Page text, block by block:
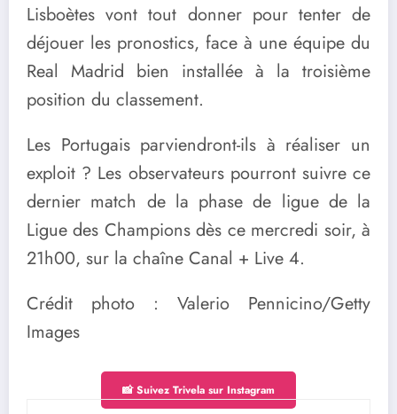
Lisboètes vont tout donner pour tenter de
déjouer les pronostics, face à une équipe du
Real Madrid bien installée à la troisième
position du classement.
Les Portugais parviendront-ils à réaliser un
exploit ? Les observateurs pourront suivre ce
dernier match de la phase de ligue de la
Ligue des Champions dès ce mercredi soir, à
21h00, sur la chaîne Canal + Live 4.
Crédit photo : Valerio Pennicino/Getty
Images
📸 Suivez Trivela sur Instagram